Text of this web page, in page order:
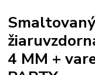
4 MM +